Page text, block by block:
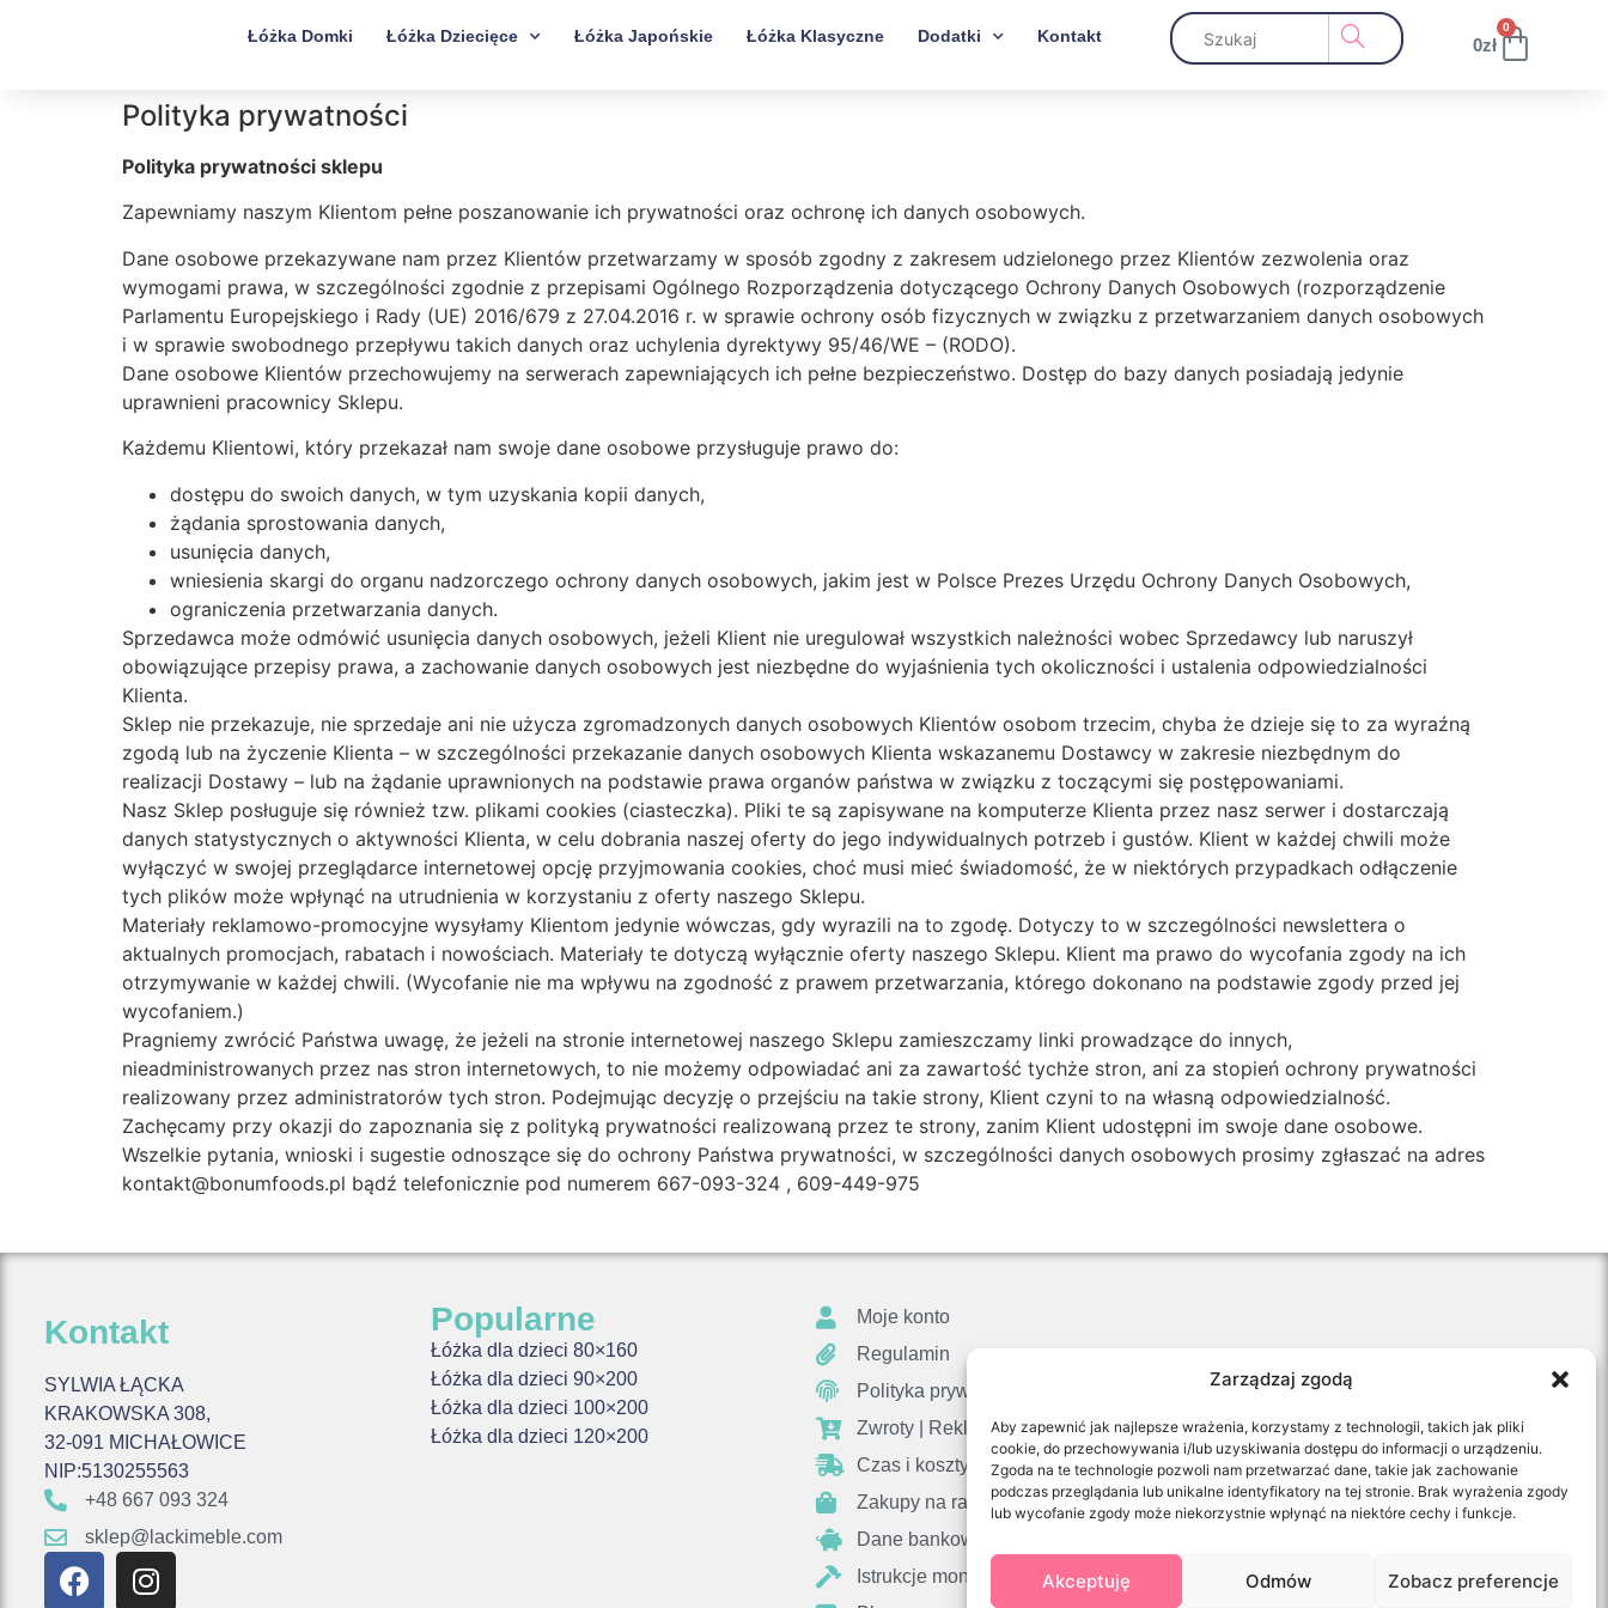
Zarządzaj zgodą
Aby zapewnić jak najlepsze wrażenia, korzystamy z technologii, takich jak pliki
cookie, do przechowywania i/lub uzyskiwania dostępu do informacji o urządzeniu.
Zgoda na te technologie pozwoli nam przetwarzać dane, takie jak zachowanie
podczas przeglądania lub unikalne identyfikatory na tej stronie. Brak wyrażenia zgody
lub wycofanie zgody może niekorzystnie wpłynąć na niektóre cechy i funkcje.
Akceptuję Odmów Zobacz preferencje
Łóżka Domki Łóżka Dziecięce Łóżka Japońskie Łóżka Klasyczne Dodatki Kontakt 0zł
0
Polityka prywatności
Polityka prywatności sklepu
Zapewniamy naszym Klientom pełne poszanowanie ich prywatności oraz ochronę ich danych osobowych.
Dane osobowe przekazywane nam przez Klientów przetwarzamy w sposób zgodny z zakresem udzielonego przez Klientów zezwolenia oraz
wymogami prawa, w szczególności zgodnie z przepisami Ogólnego Rozporządzenia dotyczącego Ochrony Danych Osobowych (rozporządzenie
Parlamentu Europejskiego i Rady (UE) 2016/679 z 27.04.2016 r. w sprawie ochrony osób fizycznych w związku z przetwarzaniem danych osobowych
i w sprawie swobodnego przepływu takich danych oraz uchylenia dyrektywy 95/46/WE – (RODO).
Dane osobowe Klientów przechowujemy na serwerach zapewniających ich pełne bezpieczeństwo. Dostęp do bazy danych posiadają jedynie
uprawnieni pracownicy Sklepu.
Każdemu Klientowi, który przekazał nam swoje dane osobowe przysługuje prawo do:
dostępu do swoich danych, w tym uzyskania kopii danych,
żądania sprostowania danych,
usunięcia danych,
wniesienia skargi do organu nadzorczego ochrony danych osobowych, jakim jest w Polsce Prezes Urzędu Ochrony Danych Osobowych,
ograniczenia przetwarzania danych.
Sprzedawca może odmówić usunięcia danych osobowych, jeżeli Klient nie uregulował wszystkich należności wobec Sprzedawcy lub naruszył
obowiązujące przepisy prawa, a zachowanie danych osobowych jest niezbędne do wyjaśnienia tych okoliczności i ustalenia odpowiedzialności
Klienta.
Sklep nie przekazuje, nie sprzedaje ani nie użycza zgromadzonych danych osobowych Klientów osobom trzecim, chyba że dzieje się to za wyraźną
zgodą lub na życzenie Klienta – w szczególności przekazanie danych osobowych Klienta wskazanemu Dostawcy w zakresie niezbędnym do
realizacji Dostawy – lub na żądanie uprawnionych na podstawie prawa organów państwa w związku z toczącymi się postępowaniami.
Nasz Sklep posługuje się również tzw. plikami cookies (ciasteczka). Pliki te są zapisywane na komputerze Klienta przez nasz serwer i dostarczają
danych statystycznych o aktywności Klienta, w celu dobrania naszej oferty do jego indywidualnych potrzeb i gustów. Klient w każdej chwili może
wyłączyć w swojej przeglądarce internetowej opcję przyjmowania cookies, choć musi mieć świadomość, że w niektórych przypadkach odłączenie
tych plików może wpłynąć na utrudnienia w korzystaniu z oferty naszego Sklepu.
Materiały reklamowo-promocyjne wysyłamy Klientom jedynie wówczas, gdy wyrazili na to zgodę. Dotyczy to w szczególności newslettera o
aktualnych promocjach, rabatach i nowościach. Materiały te dotyczą wyłącznie oferty naszego Sklepu. Klient ma prawo do wycofania zgody na ich
otrzymywanie w każdej chwili. (Wycofanie nie ma wpływu na zgodność z prawem przetwarzania, którego dokonano na podstawie zgody przed jej
wycofaniem.)
Pragniemy zwrócić Państwa uwagę, że jeżeli na stronie internetowej naszego Sklepu zamieszczamy linki prowadzące do innych,
nieadministrowanych przez nas stron internetowych, to nie możemy odpowiadać ani za zawartość tychże stron, ani za stopień ochrony prywatności
realizowany przez administratorów tych stron. Podejmując decyzję o przejściu na takie strony, Klient czyni to na własną odpowiedzialność.
Zachęcamy przy okazji do zapoznania się z polityką prywatności realizowaną przez te strony, zanim Klient udostępni im swoje dane osobowe.
Wszelkie pytania, wnioski i sugestie odnoszące się do ochrony Państwa prywatności, w szczególności danych osobowych prosimy zgłaszać na adres
kontakt@bonumfoods.pl bądź telefonicznie pod numerem 667-093-324 , 609-449-975
Kontakt
SYLWIA ŁĄCKA
KRAKOWSKA 308,
32-091 MICHAŁOWICE
NIP:5130255563
+48 667 093 324
sklep@lackimeble.com
Popularne
Łóżka dla dzieci 80×160
Łóżka dla dzieci 90×200
Łóżka dla dzieci 100×200
Łóżka dla dzieci 120×200
Moje konto
Regulamin
Polityka prywatności
Zwroty | Reklamacje
Czas i koszty wysyłki
Zakupy na raty
Dane bankowe
Istrukcje montażu
Marketing internetowy – webiti.pl